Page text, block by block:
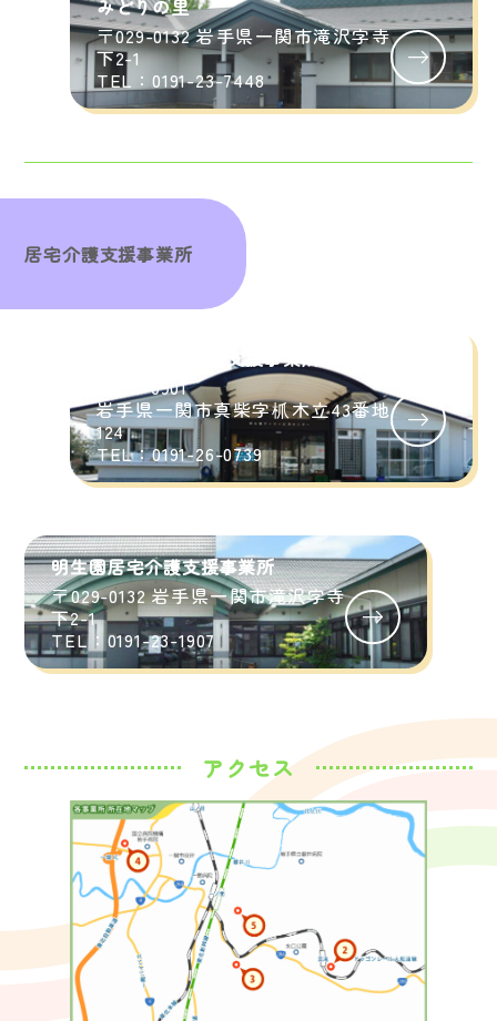
みどりの里
〒029-0132 岩手県一関市滝沢字寺
下2-1
TEL：0191-23-7448
居宅介護支援事業所
関生園居宅介護支援事業所
〒021-0901
岩手県一関市真柴字枛木立43番地
124
TEL：0191-26-0739
明生園居宅介護支援事業所
〒029-0132 岩手県一関市滝沢字寺
下2-1
TEL：0191-23-1907
アクセス